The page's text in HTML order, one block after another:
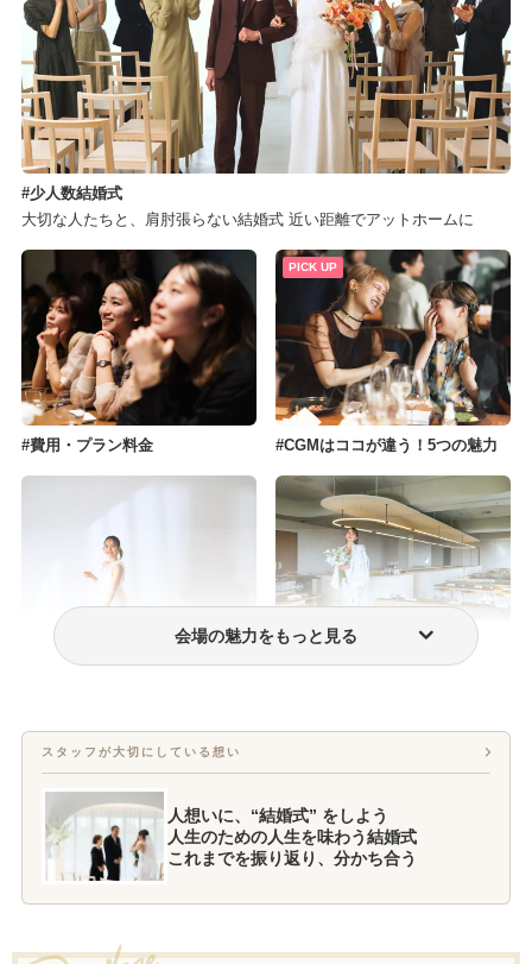
少人数結婚式
大切な人たちと、肩肘張らない結婚式 近い距離でアットホームに
費用・プラン料金 CGMはココが違う！5つの魅力
PICK UP
会場の魅力をもっと見る
スタッフが大切にしている想い
人想いに、“結婚式” をしよう
人生のための人生を味わう結婚式
これまでを振り返り、分かち合う